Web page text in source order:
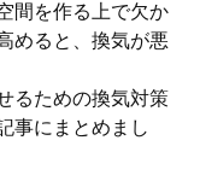
間を作る上で欠か
めると、換気が悪
るための換気対策
事にまとめまし